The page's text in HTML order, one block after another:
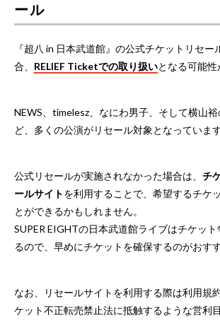
ール
『超八 in 日本武道館』の公式チケットリセー
合、 RELIEF Ticketでの取り扱いとなる可能性
NEWS、timelesz、なにわ男子、そして横山
ど、多くの公演がリセール対象となっています
公式リセールが実施されなかった場合は、 チ
ールサイトを利用することで、希望するチケ
とができるかもしれません。
SUPER EIGHTの日本武道館ライブはチケッ
るので、早めにチケットを確保するのがおすす
なお、リセールサイトを利用する際は利用規
ケット不正転売禁止法に抵触するような営利